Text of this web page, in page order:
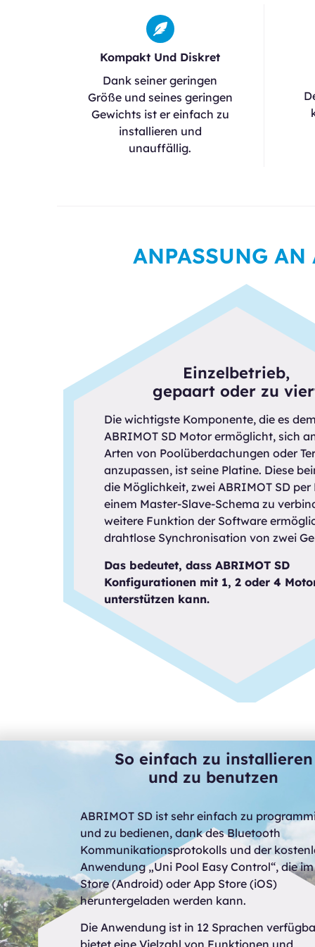
Kompakt Und Diskret
Dank seiner geringen
Größe und seines geringen
Gewichts ist er einfach zu
installieren und
unauffällig.
ANPASSUNG
Einzelbetrieb,
gepaart oder zu
Die wichtigste Komponente, die es dem
ABRIMOT SD Motor ermöglicht, sich
Arten von Poolüberdachungen oder
anzupassen, ist seine Platine. Diese
die Möglichkeit, zwei ABRIMOT SD per
einem Master-Slave-Schema zu
weitere Funktion der Software
drahtlose Synchronisation von zwei
Das bedeutet, dass ABRIMOT SD
Konfigurationen mit 1, 2 oder 4
unterstützen kann.
So einfach zu installieren
und zu benutzen
ABRIMOT SD ist sehr einfach zu
und zu bedienen, dank des Bluetooth
Kommunikationsprotokolls und der
Anwendung „Uni Pool Easy Control“, die
Store (Android) oder App Store (iOS)
heruntergeladen werden kann.
Die Anwendung ist in 12 Sprachen